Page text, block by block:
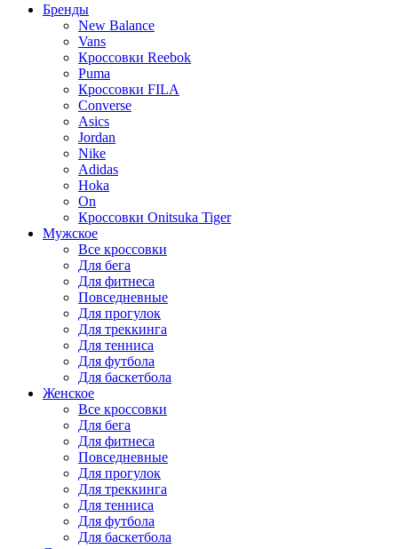
Бренды
New Balance
Vans
Кроссовки Reebok
Puma
Кроссовки FILA
Converse
Asics
Jordan
Nike
Adidas
Hoka
On
Кроссовки Onitsuka Tiger
Мужское
Все кроссовки
Для бега
Для фитнеса
Повседневные
Для прогулок
Для треккинга
Для тенниса
Для футбола
Для баскетбола
Женское
Все кроссовки
Для бега
Для фитнеса
Повседневные
Для прогулок
Для треккинга
Для тенниса
Для футбола
Для баскетбола